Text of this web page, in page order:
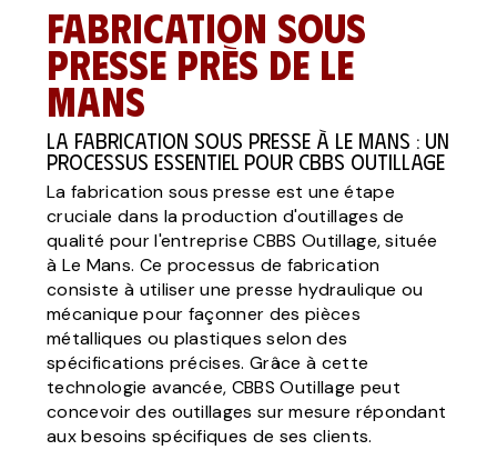
Fabrication sous
presse près de Le
Mans
La fabrication sous presse à Le Mans : un
processus essentiel pour CBBS Outillage
La fabrication sous presse est une étape
cruciale dans la production d'outillages de
qualité pour l'entreprise CBBS Outillage, située
à Le Mans. Ce processus de fabrication
consiste à utiliser une presse hydraulique ou
mécanique pour façonner des pièces
métalliques ou plastiques selon des
spécifications précises. Grâce à cette
technologie avancée, CBBS Outillage peut
concevoir des outillages sur mesure répondant
aux besoins spécifiques de ses clients.